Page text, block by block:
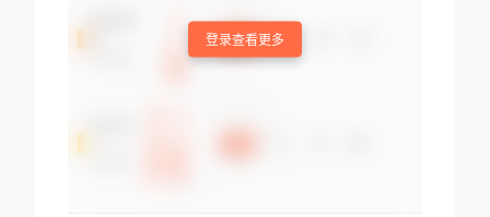
登录查看更多